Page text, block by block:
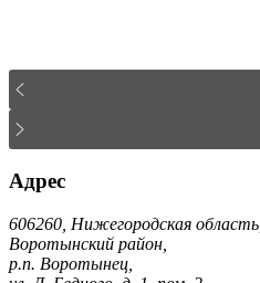
Адрес
606260, Нижегородская область,
Воротынский район,
р.п. Воротынец,